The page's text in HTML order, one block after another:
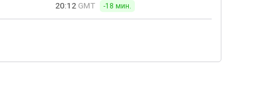
20:12 GMT -18 мин.